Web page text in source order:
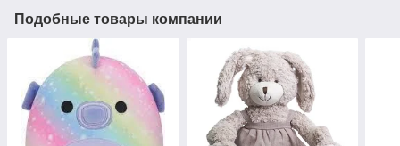
Подобные товары компании